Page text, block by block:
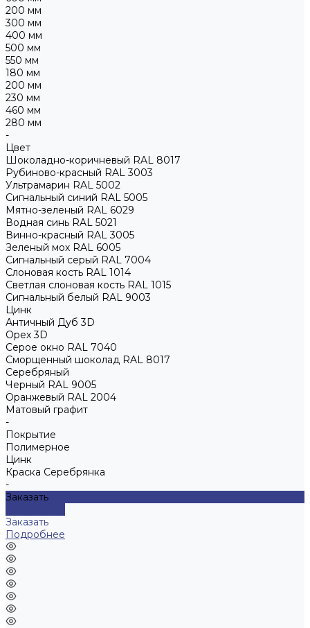
200 мм
300 мм
400 мм
500 мм
550 мм
180 мм
200 мм
230 мм
460 мм
280 мм
-
Цвет
Шоколадно-коричневый RAL 8017
Рубиново-красный RAL 3003
Ультрамарин RAL 5002
Сигнальный синий RAL 5005
Мятно-зеленый RAL 6029
Водная синь RAL 5021
Винно-красный RAL 3005
Зеленый мох RAL 6005
Сигнальный серый RAL 7004
Слоновая кость RAL 1014
Светлая слоновая кость RAL 1015
Сигнальный белый RAL 9003
Цинк
Античный Дуб 3D
Орех 3D
Серое окно RAL 7040
Сморщенный шоколад RAL 8017
Серебряный
Черный RAL 9005
Оранжевый RAL 2004
Матовый графит
-
Покрытие
Полимерное
Цинк
Краска Серебрянка
-
Заказать
Заказать
Подробнее